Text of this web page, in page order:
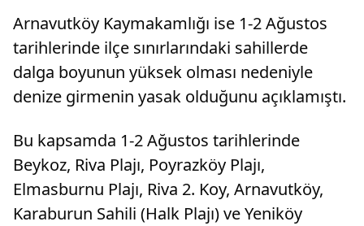
Arnavutköy Kaymakamlığı ise 1-2 Ağustos
tarihlerinde ilçe sınırlarındaki sahillerde
dalga boyunun yüksek olması nedeniyle
denize girmenin yasak olduğunu açıklamıştı.
Bu kapsamda 1-2 Ağustos tarihlerinde
Beykoz, Riva Plajı, Poyrazköy Plajı,
Elmasburnu Plajı, Riva 2. Koy, Arnavutköy,
Karaburun Sahili (Halk Plajı) ve Yeniköy